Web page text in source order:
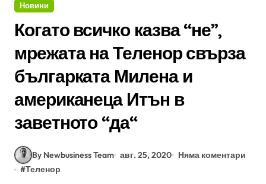
Новини
Когато всичко казва “не”,
мрежата на Теленор свърза
българката Милена и
американеца Итън в
заветното “да“
By Newbusiness Team авг. 25, 2020
Няма коментари
#Теленор